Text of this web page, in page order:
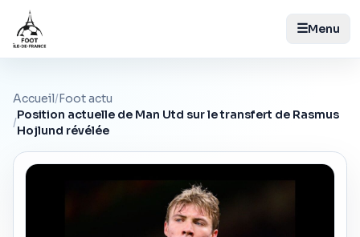
☰Menu
Accueil/Foot actu
/
Position actuelle de Man Utd sur le transfert de Rasmus
Hojlund révélée